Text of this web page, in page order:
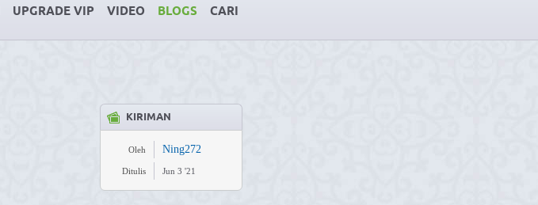
UPGRADE VIP VIDEO BLOGS CARI
KIRIMAN
Oleh Ning272
Ditulis Jun 3 '21